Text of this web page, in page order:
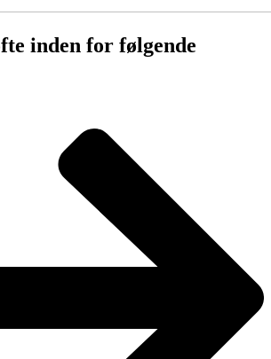
inden for følgende